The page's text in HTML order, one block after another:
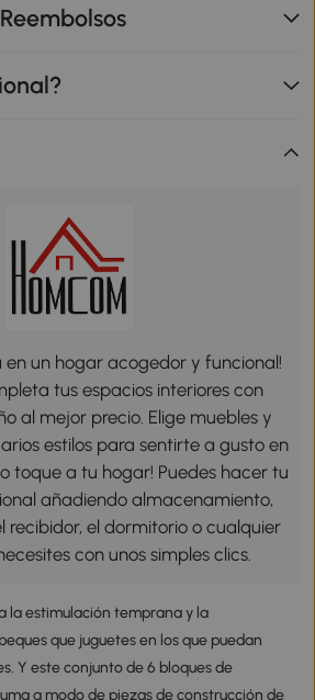
en un hogar acogedor y funcional!
tus espacios interiores con
al mejor precio. Elige muebles y
estilos para sentirte a gusto en
toque a tu hogar! Puedes hacer tu
añadiendo almacenamiento,
recibidor, el dormitorio o cualquier
con unos simples clics.
la estimulación temprana y la
que juguetes en los que puedan
Y este conjunto de 6 bloques de
a modo de piezas de construcción de